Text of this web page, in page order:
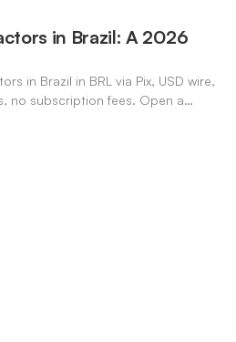
in Brazil: A 2026
in Brazil in BRL via Pix, USD wire,
no subscription fees. Open a